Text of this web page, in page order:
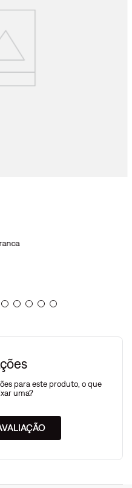
para este produto, o que
uma?